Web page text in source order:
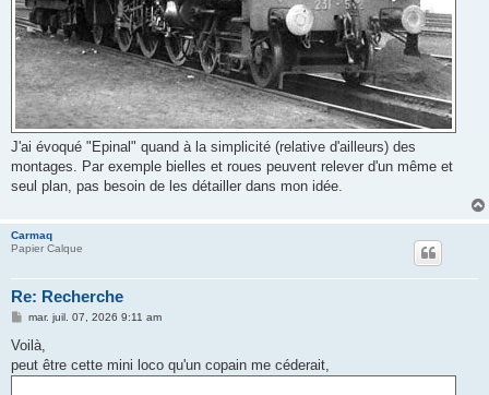
J'ai évoqué "Epinal" quand à la simplicité (relative d'ailleurs) des
montages. Par exemple bielles et roues peuvent relever d'un même et
seul plan, pas besoin de les détailler dans mon idée.
Carmaq
Papier Calque
Re: Recherche
M
s
a
mar. juil. 07, 2026 9:11 am
Voilà,
peut être cette mini loco qu'un copain me céderait,